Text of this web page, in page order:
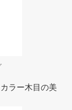
ラー木目の美